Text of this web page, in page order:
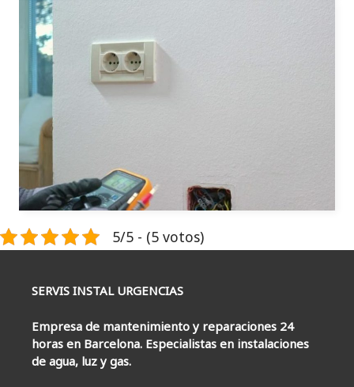
5/5 - (5 votos)
SERVIS INSTAL URGENCIAS
Empresa de mantenimiento y reparaciones 24
horas en Barcelona. Especialistas en instalaciones
de agua, luz y gas.